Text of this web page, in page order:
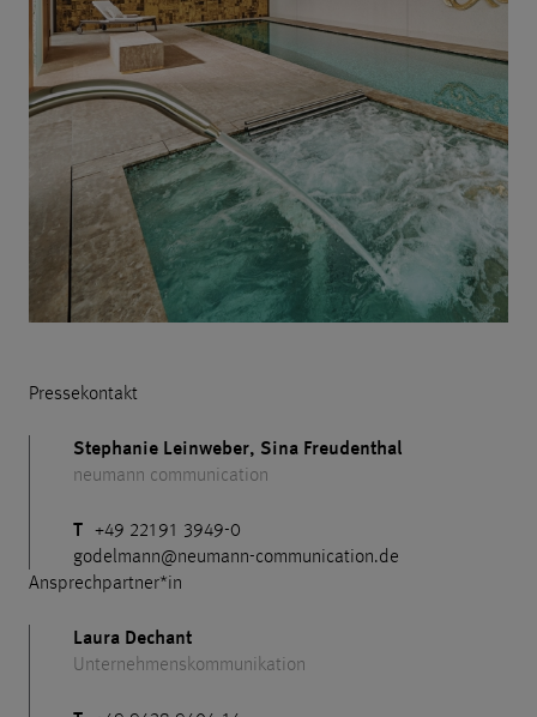
Pressekontakt
Stephanie Leinweber, Sina Freudenthal
neumann communication
T +49 22191 3949-0
godelmann@neumann-communication.de
Ansprechpartner*in
Laura Dechant
Unternehmenskommunikation